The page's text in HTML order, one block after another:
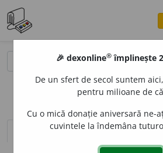
sinteza definițiilor (1) definiții (3)
🎉 dexonline® împlinește
De un sfert de secol suntem
pentru milioane de
Cu o mică donație aniversară ne-
cuvintele la îndemâna